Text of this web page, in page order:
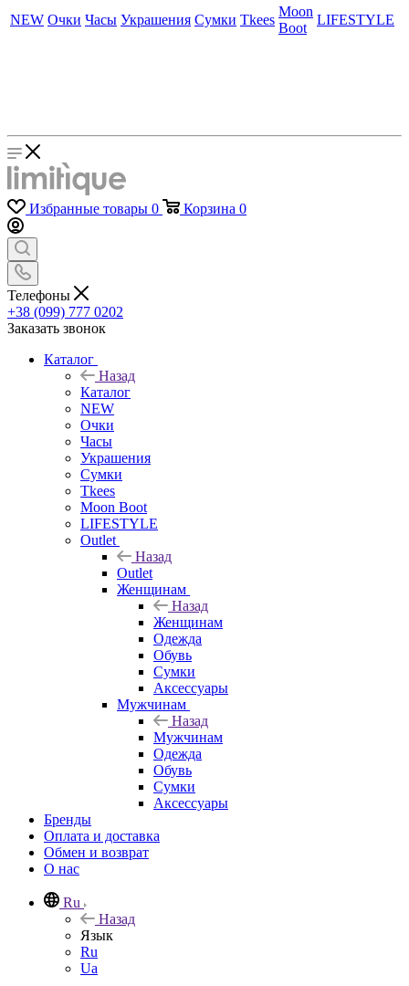
NEW Очки Часы Украшения Сумки Tkees
Moon
Boot
LIFESTYLE
Избранные товары 0 Корзина 0
Телефоны
+38 (099) 777 0202
Заказать звонок
Каталог
Назад
Каталог
NEW
Очки
Часы
Украшения
Сумки
Tkees
Moon Boot
LIFESTYLE
Outlet
Назад
Outlet
Женщинам
Назад
Женщинам
Одежда
Обувь
Сумки
Аксессуары
Мужчинам
Назад
Мужчинам
Одежда
Обувь
Сумки
Аксессуары
Бренды
Оплата и доставка
Обмен и возврат
О нас
Ru
Назад
Язык
Ru
Ua